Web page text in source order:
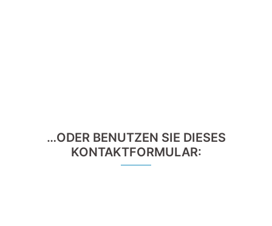
…ODER BENUTZEN SIE DIESES
KONTAKTFORMULAR: